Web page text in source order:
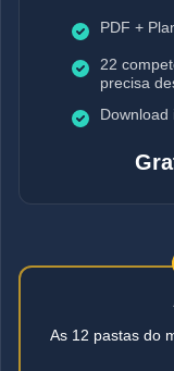
PDF +
22
precisa
Download
As 12 pastas do